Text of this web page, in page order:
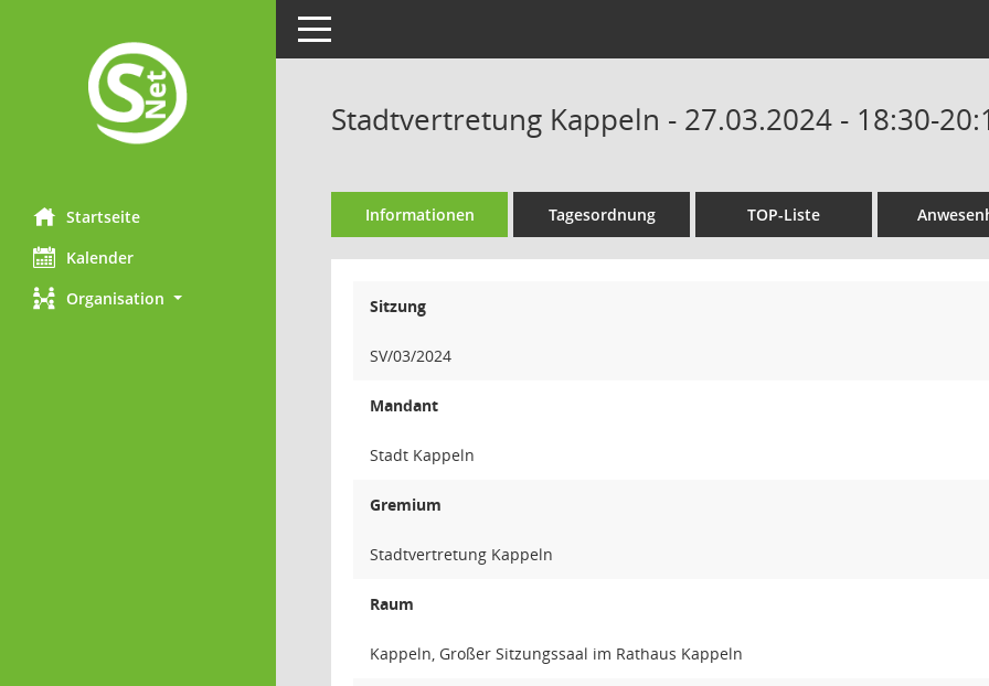
Startseite
Kalender
Organisation
Toggle navigation
Stadtvertretung Kappeln - 27.03.2024 - 18:30-
Informationen Tagesordnung TOP-Liste
Sitzung
SV/03/2024
Mandant
Stadt Kappeln
Gremium
Stadtvertretung Kappeln
Raum
Kappeln, Großer Sitzungssaal im Rathaus Kappeln